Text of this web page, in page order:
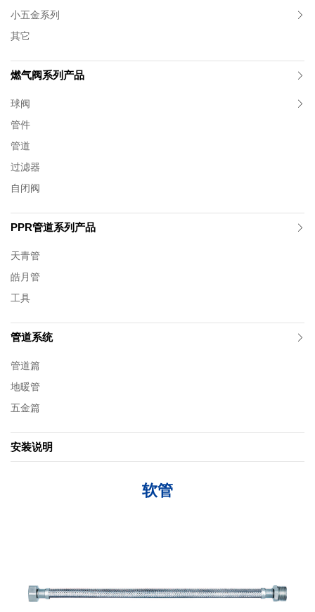
小五金系列
其它
燃气阀系列产品
球阀
管件
管道
过滤器
自闭阀
PPR管道系列产品
天青管
皓月管
工具
管道系统
管道篇
地暖管
五金篇
安装说明
软管